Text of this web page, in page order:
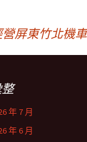
屏東竹北機
年 7 月
年 6 月